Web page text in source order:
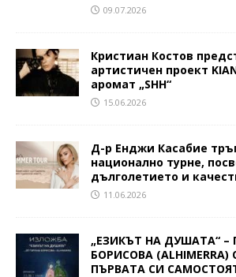
09.07.2026
Кристиан Костов
артистичен проект
аромат „SHH“
15.06.2026
Д-р Енджи Касабие
национално турне,
дълголетието и
11.06.2026
„ЕЗИКЪТ НА ДУШАТА“ –
БОРИСОВА
ПЪРВАТА СИ